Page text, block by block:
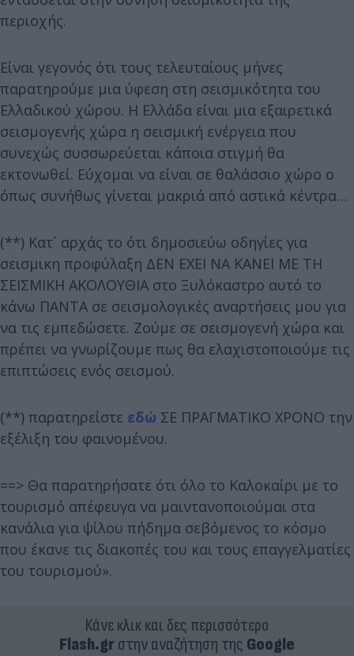
περιοχής.
Είναι γεγονός ότι τους τελευταίους μήνες
παρατηρούμε μια ύφεση στη σεισμικότητα του
Ελλαδικού χώρου. Η Ελλάδα είναι μια εξαιρετικά
σεισμογενής χώρα η σεισμική ενέργεια που
συνεχώς συσσωρεύεται κάποια στιγμή θα
εκτονωθεί. Εύχομαι να είναι σε θαλάσσιο χώρο ο
όπως συνήθως γίνεται μακριά από αστικά κέντρα…
(**) Κατ´ αρχάς το ότι δημοσιεύω οδηγίες για
σεισμικη προφύλαξη ΔΕΝ ΕΧΕΙ ΝΑ ΚΑΝΕΙ ΜΕ ΤΗ
ΣΕΙΣΜΙΚΗ ΑΚΟΛΟΥΘΙΑ στο Ξυλόκαστρο αυτό το
κάνω ΠΑΝΤΑ σε σεισμολογικές αναρτήσεις μου για
να τις εμπεδώσετε. Ζούμε σε σεισμογενή χώρα και
πρέπει να γνωρίζουμε πως θα ελαχιστοποιούμε τις
επιπτώσεις ενός σεισμού.
(**) παρατηρείστε εδώ ΣΕ ΠΡΑΓΜΑΤΙΚΟ ΧΡΟΝΟ την
εξέλιξη του φαινομένου.
==> Θα παρατηρήσατε ότι όλο το Καλοκαίρι με το
τουρισμό απέφευγα να μαιντανοποιούμαι στα
κανάλια για ψίλου πήδημα σεβόμενος το κόσμο
που έκανε τις διακοπές του και τους επαγγελματίες
του τουρισμού».
Κάνε κλικ και δες περισσότερο
Flash.grστην αναζήτηση της Google